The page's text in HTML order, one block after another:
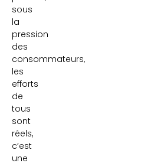
sous
la
pression
des
consommateurs,
les
efforts
de
tous
sont
réels,
c’est
une